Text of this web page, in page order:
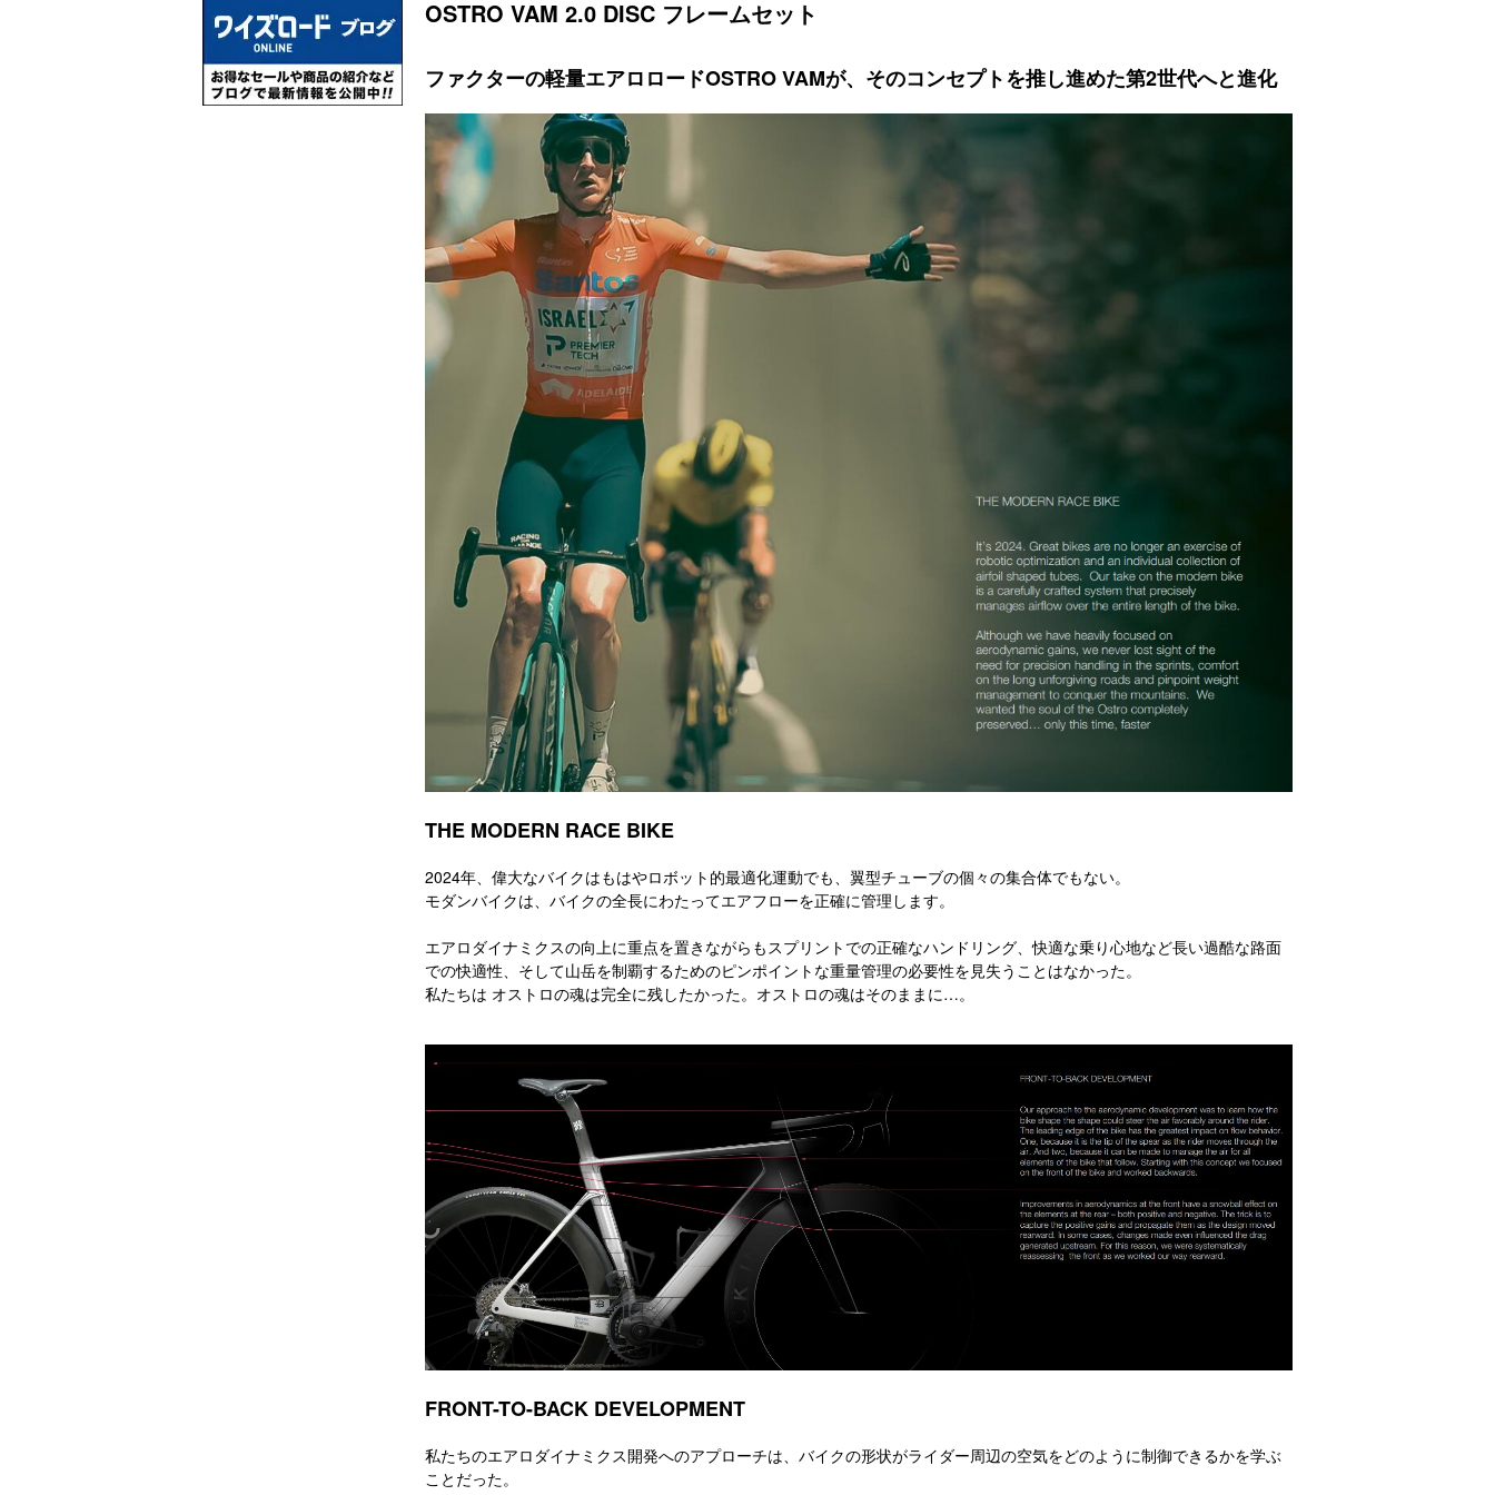
OSTRO VAM 2.0 DISC フレームセット
ファクターの軽量エアロロードOSTRO VAMが、そのコンセプトを推し進めた第2世代へと進化
THE MODERN RACE BIKE
2024年、偉大なバイクはもはやロボット的最適化運動でも、翼型チューブの個々の集合体でもない。
モダンバイクは、バイクの全長にわたってエアフローを正確に管理します。
エアロダイナミクスの向上に重点を置きながらもスプリントでの正確なハンドリング、快適な乗り心地など長い過酷な路面
での快適性、そして山岳を制覇するためのピンポイントな重量管理の必要性を見失うことはなかった。
私たちは オストロの魂は完全に残したかった。オストロの魂はそのままに…。
FRONT-TO-BACK DEVELOPMENT
私たちのエアロダイナミクス開発へのアプローチは、バイクの形状がライダー周辺の空気をどのように制御できるかを学ぶ
ことだった。